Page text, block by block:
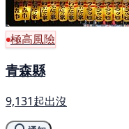
極高風險
青森縣
9,131起出沒